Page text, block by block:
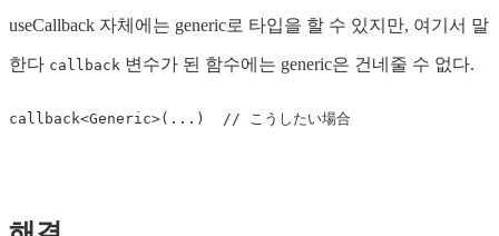
useCallback 자체에는 generic로 타입을 할 수 있지만, 여기서 말
한다 callback 변수가 된 함수에는 generic은 건네줄 수 없다.
callback<Generic>(...) // こうしたい場合